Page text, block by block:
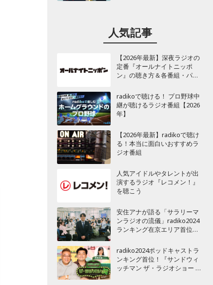
人気記事
【2026年最新】深夜ラジオの
定番『オールナイトニッポ
ン』の聴き方＆各番組・パー
radikoで聴ける！ プロ野球中
継が聴けるラジオ番組【2026
年】
【2026年最新】radikoで聴け
る！本当に面白いおすすめラ
ジオ番組
人気アイドルやタレントが出
演するラジオ『レコメン！』
を聴こう
安住アナが語る「サラリーマ
ンラジオの流儀」radiko2024
ランキング在京エリア首位
曜天国』インタビュー
radiko2024ポッドキャストラ
ンキング首位！『サンドウィ
ッチマン ザ・ラジオショー サ